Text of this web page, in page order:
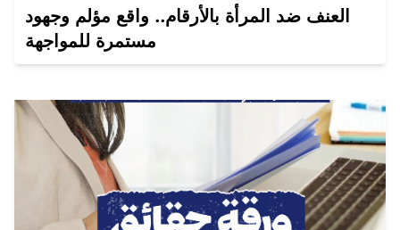
العنف ضد المرأة بالأرقام.. واقع مؤلم وجهود
مستمرة للمواجهة